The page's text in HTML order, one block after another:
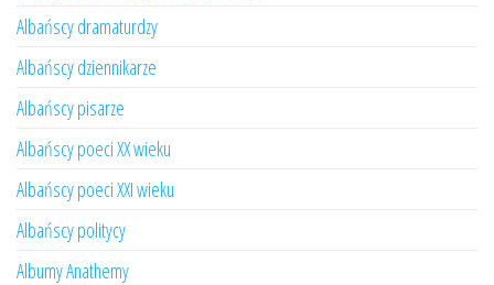
Albańscy dramaturdzy
Albańscy dziennikarze
Albańscy pisarze
Albańscy poeci XX wieku
Albańscy poeci XXI wieku
Albańscy politycy
Albumy Anathemy